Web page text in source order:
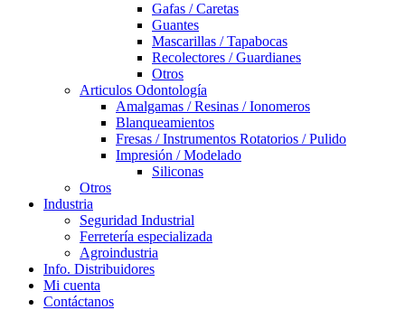
Gafas / Caretas
Guantes
Mascarillas / Tapabocas
Recolectores / Guardianes
Otros
Articulos Odontología
Amalgamas / Resinas / Ionomeros
Blanqueamientos
Fresas / Instrumentos Rotatorios / Pulido
Impresión / Modelado
Siliconas
Otros
Industria
Seguridad Industrial
Ferretería especializada
Agroindustria
Info. Distribuidores
Mi cuenta
Contáctanos